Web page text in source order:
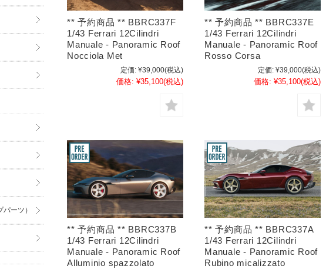
** 予約商品 ** BBRC337F
1/43 Ferrari 12Cilindri
Manuale - Panoramic Roof
Nocciola Met
定価: ¥39,000(税込)
価格: ¥35,100(税込)
** 予約商品 ** BBRC337E
1/43 Ferrari 12Cilindri
Manuale - Panoramic Roof
Rosso Corsa
定価: ¥39,000(税込)
価格: ¥35,100(税込)
** 予約商品 ** BBRC337B
1/43 Ferrari 12Cilindri
Manuale - Panoramic Roof
Alluminio spazzolato
** 予約商品 ** BBRC337A
1/43 Ferrari 12Cilindri
Manuale - Panoramic Roof
Rubino micalizzato
ーツ）